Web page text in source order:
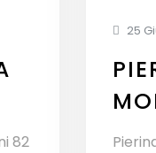
82
25